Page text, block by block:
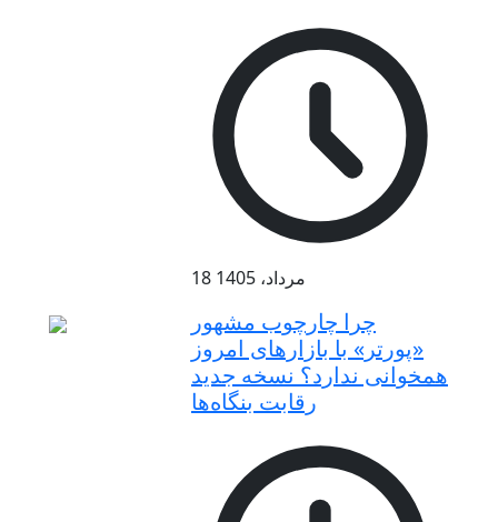
18 مرداد، 1405
چرا چارچوب مشهور
«پورتر» با بازارهای امروز
همخوانی ندارد؟ نسخه جدید
رقابت‌ بنگاه‌ها